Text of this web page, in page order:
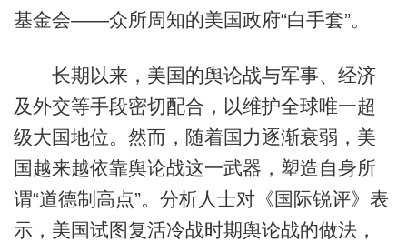
基金会——众所周知的美国政府“白手套”。
长期以来，美国的舆论战与军事、经济
及外交等手段密切配合，以维护全球唯一超
级大国地位。然而，随着国力逐渐衰弱，美
国越来越依靠舆论战这一武器，塑造自身所
谓“道德制高点”。分析人士对《国际锐评》表
示，美国试图复活冷战时期舆论战的做法，